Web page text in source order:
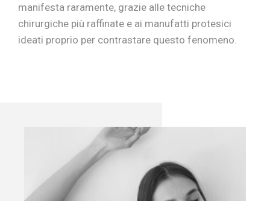
manifesta raramente, grazie alle tecniche
chirurgiche più raffinate e ai manufatti protesici
ideati proprio per contrastare questo fenomeno.